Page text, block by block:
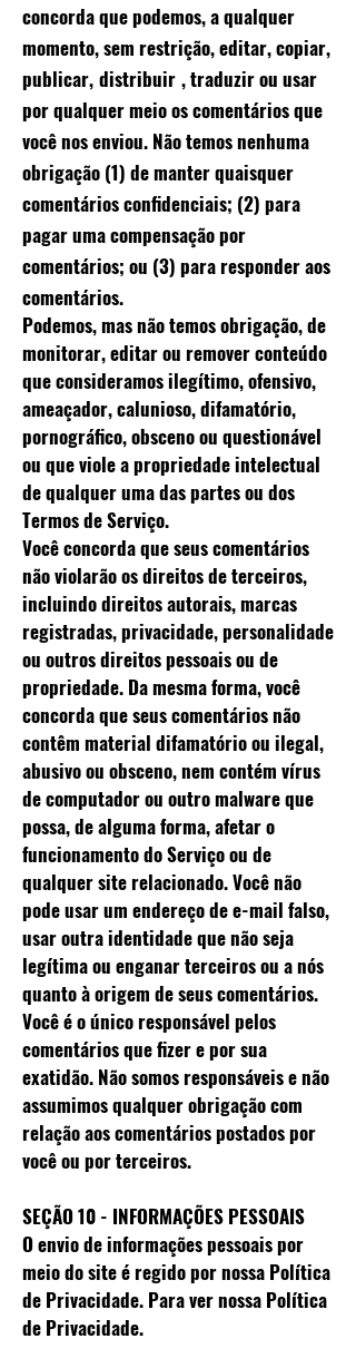
concorda que podemos, a qualquer
momento, sem restrição, editar, copiar,
publicar, distribuir , traduzir ou usar
por qualquer meio os comentários que
você nos enviou. Não temos nenhuma
obrigação (1) de manter quaisquer
comentários confidenciais; (2) para
pagar uma compensação por
comentários; ou (3) para responder aos
comentários.
Podemos, mas não temos obrigação, de
monitorar, editar ou remover conteúdo
que consideramos ilegítimo, ofensivo,
ameaçador, calunioso, difamatório,
pornográfico, obsceno ou questionável
ou que viole a propriedade intelectual
de qualquer uma das partes ou dos
Termos de Serviço.
Você concorda que seus comentários
não violarão os direitos de terceiros,
incluindo direitos autorais, marcas
registradas, privacidade, personalidade
ou outros direitos pessoais ou de
propriedade. Da mesma forma, você
concorda que seus comentários não
contêm material difamatório ou ilegal,
abusivo ou obsceno, nem contém vírus
de computador ou outro malware que
possa, de alguma forma, afetar o
funcionamento do Serviço ou de
qualquer site relacionado. Você não
pode usar um endereço de e-mail falso,
usar outra identidade que não seja
legítima ou enganar terceiros ou a nós
quanto à origem de seus comentários.
Você é o único responsável pelos
comentários que fizer e por sua
exatidão. Não somos responsáveis ​​e não
assumimos qualquer obrigação com
relação aos comentários postados por
você ou por terceiros.
SEÇÃO 10 - INFORMAÇÕES PESSOAIS
O envio de informações pessoais por
meio do site é regido por nossa Política
de Privacidade. Para ver nossa Política
de Privacidade.